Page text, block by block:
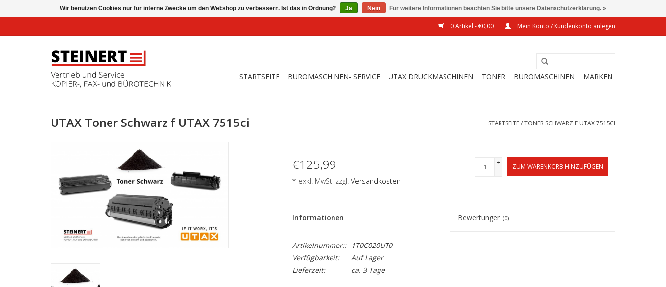
0 Artikel - €0,00 Mein Konto / Kundenkonto anlegen
STARTSEITE BÜROMASCHINEN- SERVICE UTAX DRUCKMASCHINEN TONER BÜROMASCHINEN MARKEN
UTAX Toner Schwarz f UTAX 7515ci STARTSEITE/TONER SCHWARZ F UTAX 7515CI
€125,99
* exkl. MwSt. zzgl. Versandkosten
+
-
ZUM WARENKORB HINZUFÜGEN
Informationen Bewertungen(0)
Artikelnummer::
1T0C020UT0
Verfügbarkeit:
Auf Lager
Lieferzeit:
ca. 3 Tage
Wir benutzen Cookies nur für interne Zwecke um den Webshop zu verbessern. Ist das in Ordnung? Ja Nein Für weitere Informationen beachten Sie bitte unsere Datenschutzerklärung. »